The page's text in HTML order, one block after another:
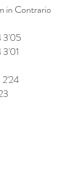
in Contrario
3'05
3'01
2'24